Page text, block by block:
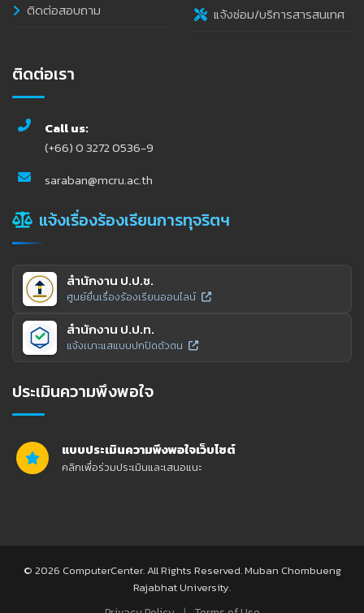
ติดต่อสอบถาม
แจ้งซ่อม/บริการสารสนเทศ
ติดต่อเรา
Call us:
(+66) 0 3272 0536-9
saraban@mcru.ac.th
แจ้งเรื่องร้องเรียนการทุจริตฯ
สำนักงาน ป.ป.ช.
ศูนย์ยื่นเรื่องร้องเรียนออนไลน์
สำนักงาน ป.ป.ท.
แจ้งเบาะแสแบบปกปิดตัวตน
ประเมินความพึงพอใจ
แบบประเมินความพึงพอใจเว็บไซต์
คลิกเพื่อร่วมประเมินและเสนอแนะ
© 2026 ComputerCenter. All Rights Reserved. Muban Chombueng
Rajabhat University.